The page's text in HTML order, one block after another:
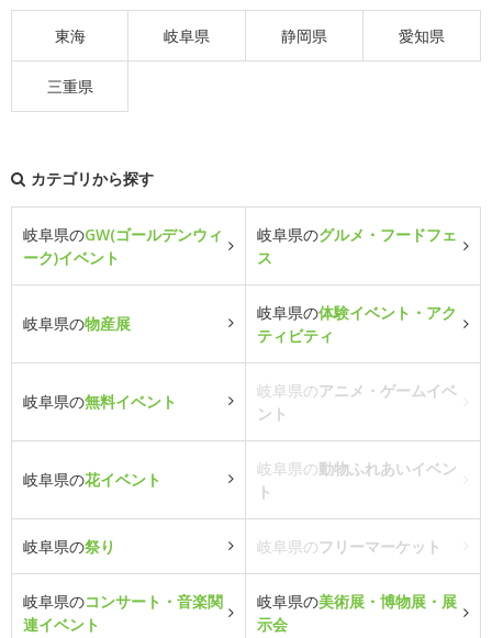
東海 岐阜県 静岡県 愛知県
三重県
カテゴリから探す
岐阜県のGW(ゴールデンウィ
ーク)イベント
岐阜県のグルメ・フードフェ
ス
岐阜県の物産展
岐阜県の体験イベント・アク
ティビティ
岐阜県の無料イベント
岐阜県のアニメ・ゲームイベ
ント
岐阜県の花イベント
岐阜県の動物ふれあいイベン
ト
岐阜県の祭り 岐阜県のフリーマーケット
岐阜県のコンサート・音楽関
連イベント
岐阜県の美術展・博物展・展
示会